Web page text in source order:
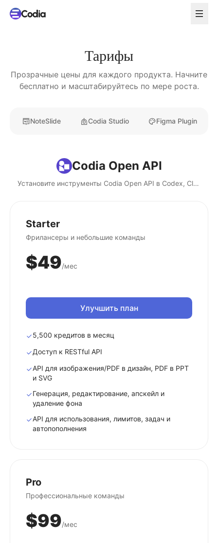
Тарифы
Прозрачные цены для каждого продукта. Начните
бесплатно и масштабируйтесь по мере роста.
NoteSlide Codia Studio Figma Plugin
Codia Open API
Установите инструменты Codia Open API в Codex, Claude, Cursor и локальных ИИ-агентов.
Starter
Фрилансеры и небольшие команды
$49/мес
Улучшить план
5,500 кредитов в месяц
Доступ к RESTful API
API для изображения/PDF в дизайн, PDF в PPT
и SVG
Генерация, редактирование, апскейл и
удаление фона
API для использования, лимитов, задач и
автопополнения
Pro
Профессиональные команды
$99/мес